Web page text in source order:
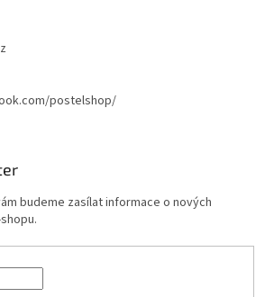
postelshop/
budeme zasílat informace o nových